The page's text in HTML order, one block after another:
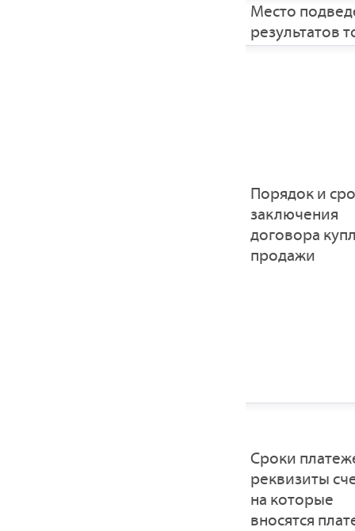
Место
результатов
Порядок и
заключения
договора
продажи
Сроки
реквизиты
на которые
вносятся